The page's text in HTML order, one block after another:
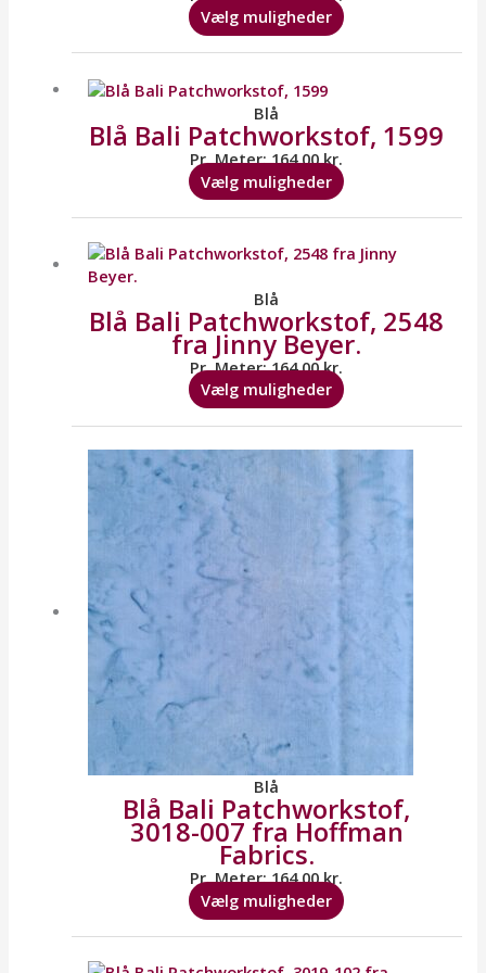
Vælg muligheder kan
på
Blå
Blå Bali Patchworkstof, 1599
Pr. Meter:164,00kr.
Vælg muligheder
flere
varianter.
Mulighederne
vælges
på
varesiden
Blå
Blå Bali Patchworkstof, 2548
fra Jinny Beyer.
Pr. Meter:164,00kr.
Vælg muligheder
vare
varianter.
Mulighederne
vælges
varesiden
Blå
Blå Bali Patchworkstof,
3018-007 fra Hoffman
Fabrics.
Pr. Meter:164,00kr.
Vælg muligheder
vare
har
flere
varianter.
Mulighederne
kan
vælges
på
varesiden